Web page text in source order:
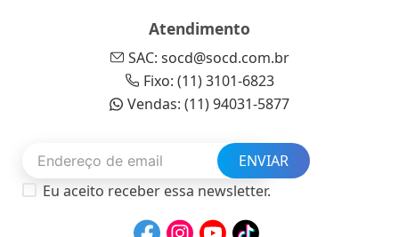
Atendimento
SAC: socd@socd.com.br
Fixo: (11) 3101-6823
Vendas: (11) 94031-5877
ENVIAR
Eu aceito receber essa newsletter.